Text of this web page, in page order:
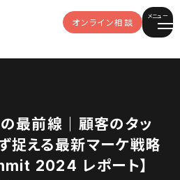
オンライン相談
メニュー
最前線｜顧客のタッ
捉える最新マーケ戦略
2024 レポート】